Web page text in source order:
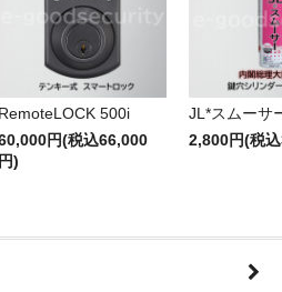
RemoteLOCK 500i
円(税込66,000
円)
JL*スムーサ
2,800円(税